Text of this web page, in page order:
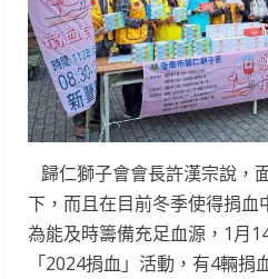
歸仁獅子會會長許漢宗說，
下，而且在目前冬季使得捐血
為能及時籌備充足血源，1月
「2024捐血」活動，有4輛